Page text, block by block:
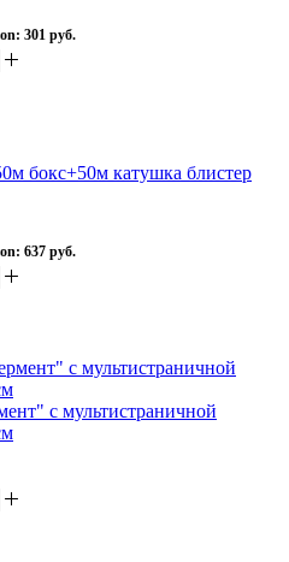
301 руб.
бокс+50м катушка блистер
637 руб.
с мультистраничной